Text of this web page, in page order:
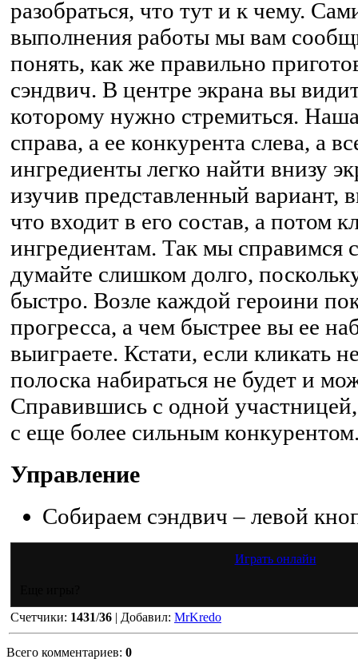
разобраться, что тут и к чему.
выполнения работы мы вам
понять, как же правильно
сэндвич. В центре экрана вы
которому нужно стремиться.
справа, а ее конкурента слева, а
ингредиенты легко найти внизу
изучив представленный вариант,
что входит в его состав, а потом
ингредиентам. Так мы справимся
думайте слишком долго,
быстро. Возле каждой героини
прогресса, а чем быстрее вы ее
выиграете. Кстати, если кликать
полоска набираться не будет и
Справившись с одной участницей,
с еще более сильным
Управление
Собираем сэндвич – левой
Играть онлайн
Счетчики: 1431/36 | Добавил: MrKredo
Всего комментариев: 0